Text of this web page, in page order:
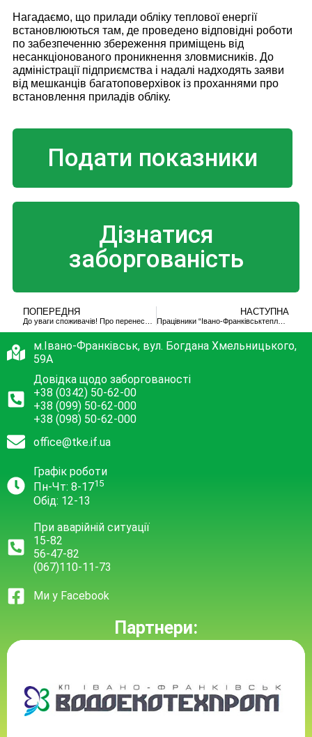
Нагадаємо, що прилади обліку теплової енергії
встановлюються там, де проведено відповідні роботи
по забезпеченню збереження приміщень від
несанкціонованого проникнення зловмисників. До
адміністрації підприємства і надалі надходять заяви
від мешканців багатоповерхівок із проханнями про
встановлення приладів обліку.
Подати показники
Дізнатися
заборгованість
ПОПЕРЕДНЯ НАСТУПНА
Працівники “Івано-Франківськтеплокомуненерго” встановили 22 будинкових лічильники
м.Івано-Франківськ, вул. Богдана Хмельницького,
59А
Довідка щодо заборгованості
+38 (0342) 50-62-00
+38 (099) 50-62-000
+38 (098) 50-62-000
office@tke.if.ua
Графік роботи
Пн-Чт: 8-1715
Обід: 12-13
При аварійній ситуації
15-82
56-47-82
(067)110-11-73
Ми у Facebook
Партнери: